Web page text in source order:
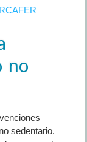
subvenciones
no
no
sedentario.